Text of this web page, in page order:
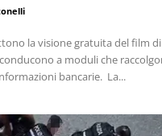
la visione gratuita del film di
a moduli che
credenziali personali e informazioni bancarie. La...